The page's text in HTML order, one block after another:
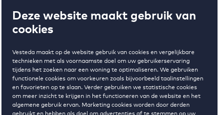
Deze website maakt gebruik van
cookies
Vesteda maakt op de website gebruik van cookies en vergelijkbare
technieken met als voornaamste doel om uw gebruikerservaring
tijdens het zoeken naar een woning te optimaliseren. We gebruiken
functionele cookies om voorkeuren zoals bijvoorbeeld taalinstellingen
en favorieten op te slaan. Verder gebruiken we statistische cookies
om meer inzicht te krijgen in het functioneren van de website en het
algemene gebruik ervan. Marketing cookies worden door derden
Wonen in Punt
Sniep
Regelmatig beschikbaar